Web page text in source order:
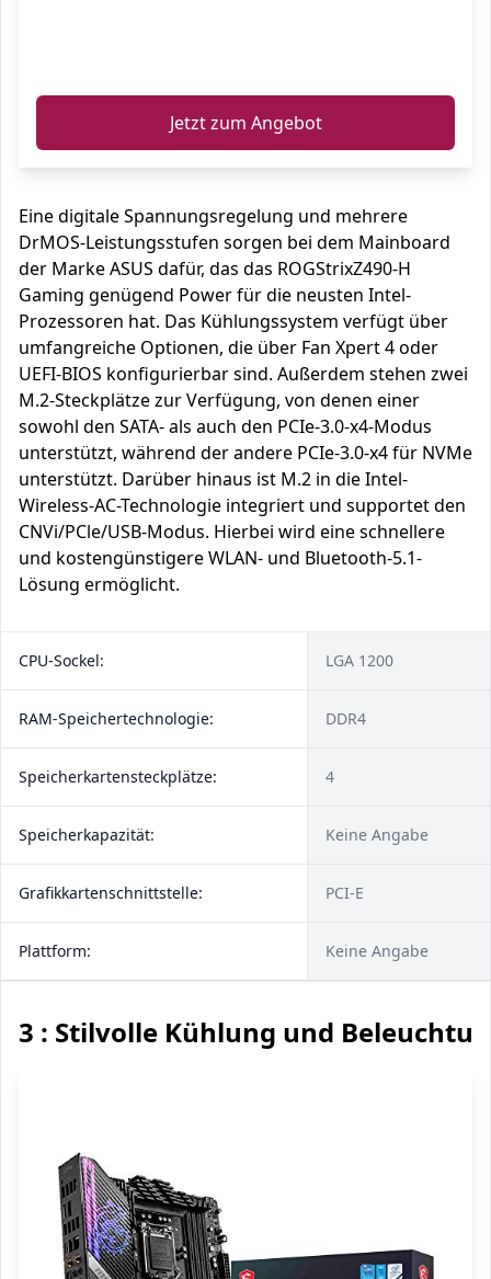
Jetzt zum Angebot
Eine digitale Spannungsregelung und mehrere
DrMOS-Leistungsstufen sorgen bei dem Mainboard
der Marke ASUS dafür, das das ROGStrixZ490-H
Gaming genügend Power für die neusten Intel-
Prozessoren hat. Das Kühlungssystem verfügt über
umfangreiche Optionen, die über Fan Xpert 4 oder
UEFI-BIOS konfigurierbar sind. Außerdem stehen zwei
M.2-Steckplätze zur Verfügung, von denen einer
sowohl den SATA- als auch den PCIe-3.0-x4-Modus
unterstützt, während der andere PCIe-3.0-x4 für NVMe
unterstützt. Darüber hinaus ist M.2 in die Intel-
Wireless-AC-Technologie integriert und supportet den
CNVi/PCle/USB-Modus. Hierbei wird eine schnellere
und kostengünstigere WLAN- und Bluetooth-5.1-
Lösung ermöglicht.
CPU-Sockel: LGA 1200
RAM-Speichertechnologie: DDR4
Speicherkartensteckplätze: 4
Speicherkapazität: Keine Angabe
Grafikkartenschnittstelle: PCI-E
Plattform: Keine Angabe
3 : Stilvolle Kühlung und